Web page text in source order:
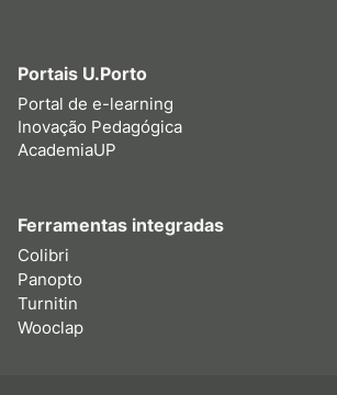
Portais U.Porto
Portal de e-learning
Inovação Pedagógica
AcademiaUP
Ferramentas integradas
Colibri
Panopto
Turnitin
Wooclap